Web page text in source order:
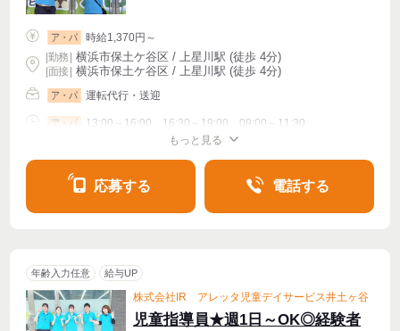
ア・パ
時給1,370円～
|勤務 横浜市保土ケ谷区 / 上星川駅 (徒歩 4分)
| 面接 | 横浜市保土ケ谷区 / 上星川駅 (徒歩 4分)
ア・パ 運転代行・送迎
ア・パ 13:00～16:00、16:30～19:00、09:00～11:30
もっと見る
応募する 電話する
年齢入力任意 給与UP
株式会社IR アレッタ児童デイサービス井土ヶ谷
児童指導員★週1日～OK◎経験者